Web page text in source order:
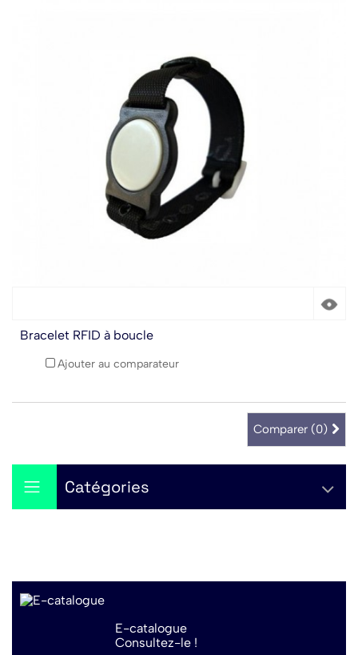
Bracelet RFID à boucle
Ajouter au comparateur
Comparer (0)
Catégories
E-catalogue
Consultez-le !